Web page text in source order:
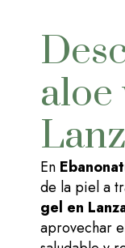
aloe
En
de la piel a
gel en
aprovechar